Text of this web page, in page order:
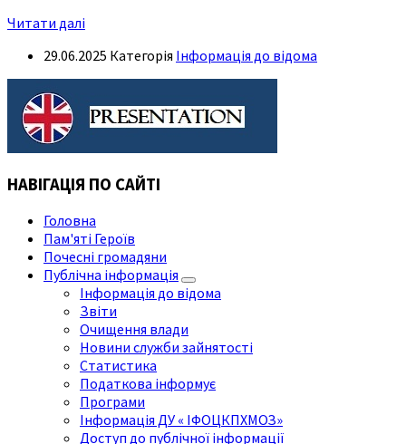
Читати далі
29.06.2025 Категорія Інформація до відома
НАВІГАЦІЯ ПО САЙТІ
Головна
Пам'яті Героїв
Почесні громадяни
Публічна інформація
Інформація до відома
Звіти
Очищення влади
Новини служби зайнятості
Статистика
Податкова інформує
Програми
Інформація ДУ « ІФОЦКПХМОЗ»
Доступ до публічної інформації